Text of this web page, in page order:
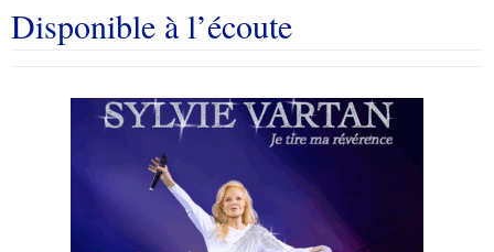
Disponible à l’écoute